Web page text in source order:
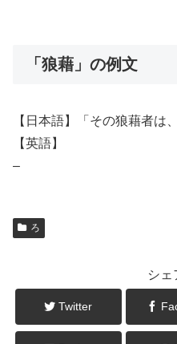
「狼藉」の例文
【日本語】「その狼藉者は
【英語】
–
ろ
シェ
Twitter